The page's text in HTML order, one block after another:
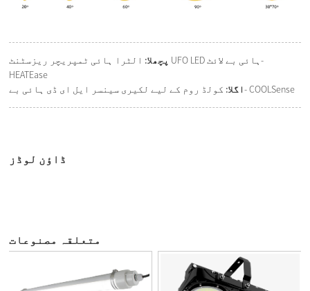
پچھلا: الٹرا ہائی ٹمپریچر ریزسٹنٹ UFO LED ہائی بے لائٹ-
HEATEase
اگلا:کولڈ روم کے لیے لکیری سینسر ایل ای ڈی ہائی بے- COOLSense
ڈاؤن لوڈز
متعلقہ مصنوعات